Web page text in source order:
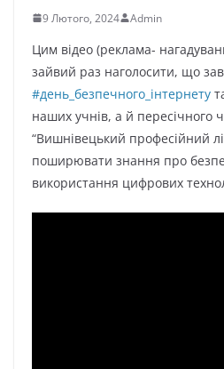
9 Лютого, 2024 Admin
Цим відео (реклама-
зайвий раз наголосити, що
#день_безпечного_інтернету
наших учнів, а й пересічного
“Вишнівецький професійний
поширювати знання про
використання цифрових